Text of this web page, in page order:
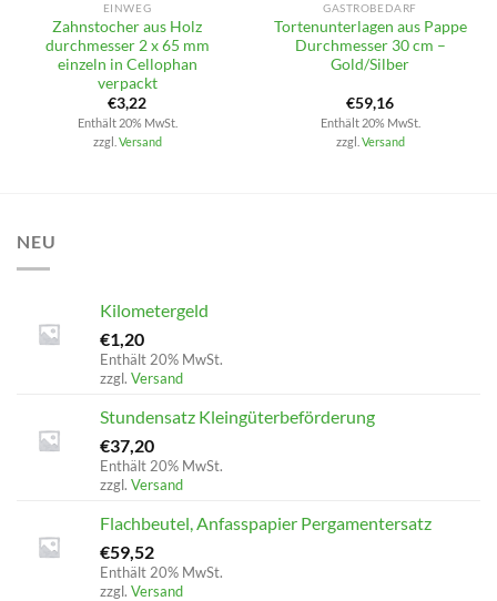
EINWEG
Zahnstocher aus Holz
durchmesser 2 x 65 mm
einzeln in Cellophan
verpackt
€3,22
Enthält 20% MwSt.
zzgl. Versand
GASTROBEDARF
Tortenunterlagen aus Pappe
Durchmesser 30 cm –
Gold/Silber
€59,16
Enthält 20% MwSt.
zzgl. Versand
NEU
Kilometergeld
€1,20
Enthält 20% MwSt.
zzgl. Versand
Stundensatz Kleingüterbeförderung
€37,20
Enthält 20% MwSt.
zzgl. Versand
Flachbeutel, Anfasspapier Pergamentersatz
€59,52
Enthält 20% MwSt.
zzgl. Versand